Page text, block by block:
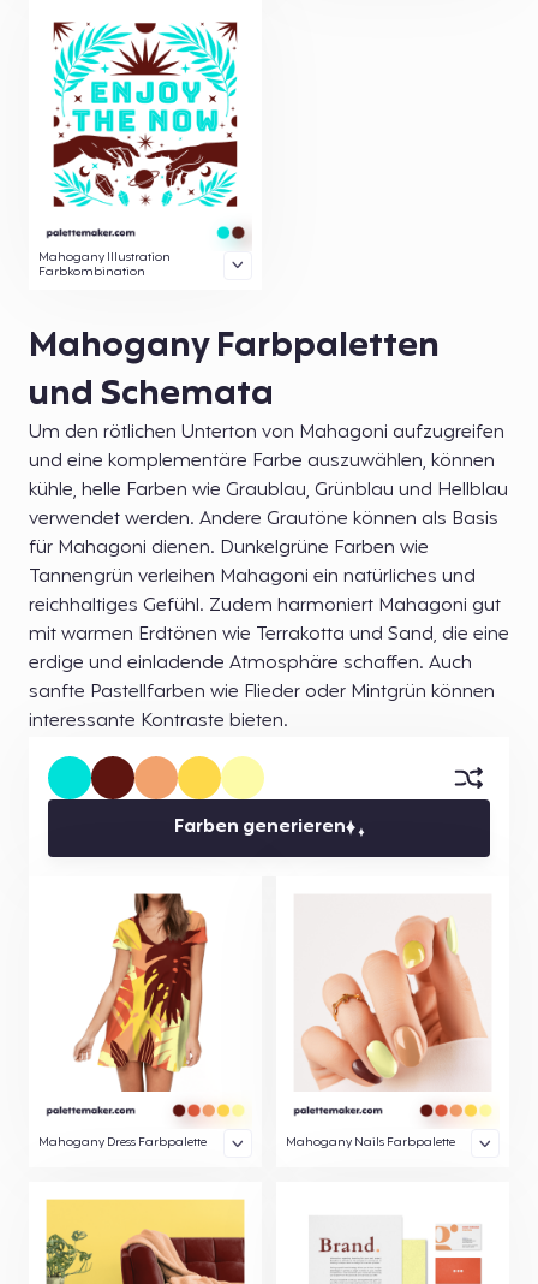
Mahogany Illustration
Farbkombination
Mahogany Farbpaletten
und Schemata
Um den rötlichen Unterton von Mahagoni aufzugreifen
und eine komplementäre Farbe auszuwählen, können
kühle, helle Farben wie Graublau, Grünblau und Hellblau
verwendet werden. Andere Grautöne können als Basis
für Mahagoni dienen. Dunkelgrüne Farben wie
Tannengrün verleihen Mahagoni ein natürliches und
reichhaltiges Gefühl. Zudem harmoniert Mahagoni gut
mit warmen Erdtönen wie Terrakotta und Sand, die eine
erdige und einladende Atmosphäre schaffen. Auch
sanfte Pastellfarben wie Flieder oder Mintgrün können
interessante Kontraste bieten.
Farben generieren
Mahogany Dress Farbpalette Mahogany Nails Farbpalette